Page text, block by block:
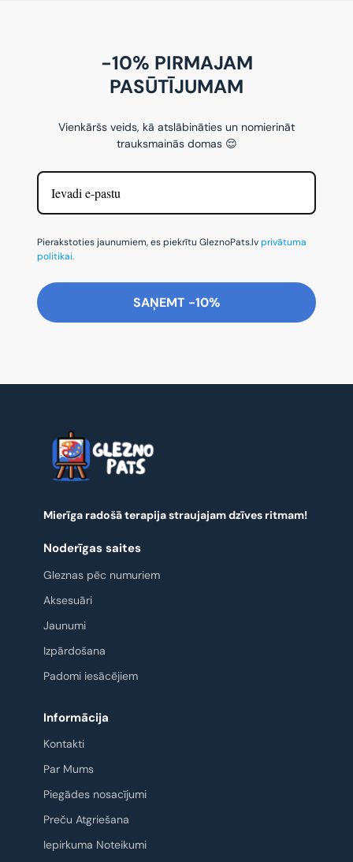
-10% PIRMAJAM
PASŪTĪJUMAM
Vienkāršs veids, kā atslābināties un nomierināt
trauksmainās domas 😌
Pierakstoties jaunumiem, es piekrītu GleznoPats.lvprivātuma
politikai.
SAŅEMT -10%
Mierīga radošā terapija straujajam dzīves ritmam!
Noderīgas saites
Gleznas pēc numuriem
Aksesuāri
Jaunumi
Izpārdošana
Padomi iesācējiem
Informācija
Kontakti
Par Mums
Piegādes nosacījumi
Preču Atgriešana
Iepirkuma Noteikumi